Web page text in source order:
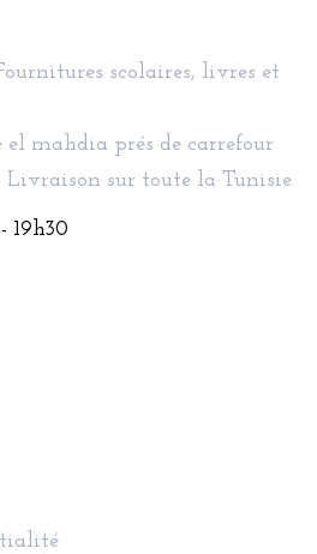
scolaires, livres et
el mahdia prés de carrefour
Livraison sur toute la Tunisie.
19h30